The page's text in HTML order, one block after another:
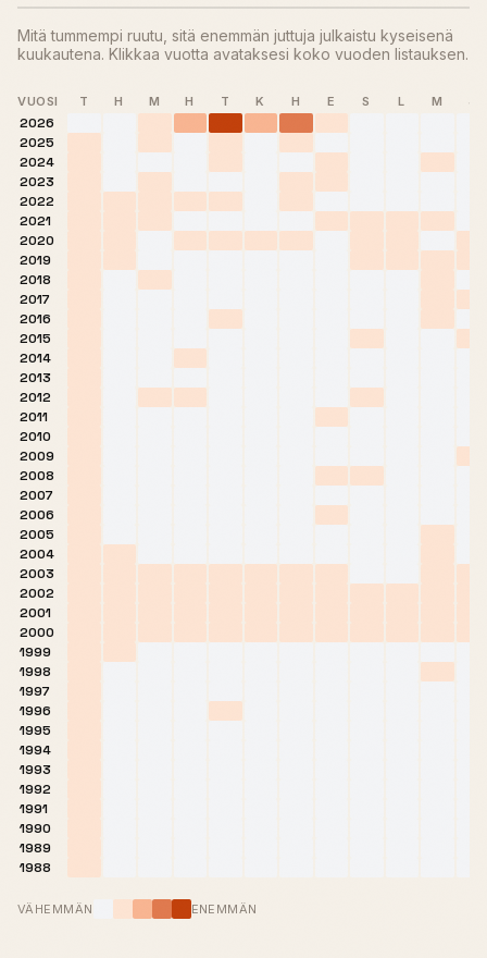
Mitä tummempi ruutu, sitä enemmän juttuja julkaistu kyseisenä
kuukautena. Klikkaa vuotta avataksesi koko vuoden listauksen.
VUOSI T H M H T K H E S L M J
2026
2025
2024
2023
2022
2021
2020
2019
2018
2017
2016
2015
2014
2013
2012
2011
2010
2009
2008
2007
2006
2005
2004
2003
2002
2001
2000
1999
1998
1997
1996
1995
1994
1993
1992
1991
1990
1989
1988
VÄHEMMÄN ENEMMÄN